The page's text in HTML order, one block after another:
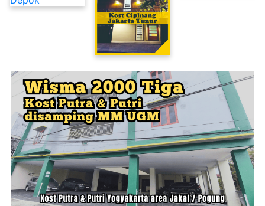
Kost Cipinang Jakarta Timur